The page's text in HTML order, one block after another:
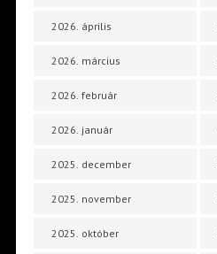
2026. április
2026. március
2026. február
2026. január
2025. december
2025. november
2025. október